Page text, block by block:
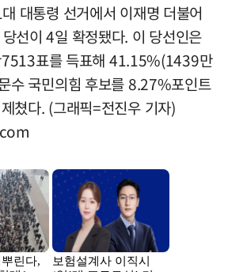
대통령 선거에서 이재명 더불어
선이 4일 확정됐다. 이 당선인은
표를 득표해 41.15%(1439만
수 국민의힘 후보를 8.27%포인트
쳤다. (그래픽=전진우 기자)